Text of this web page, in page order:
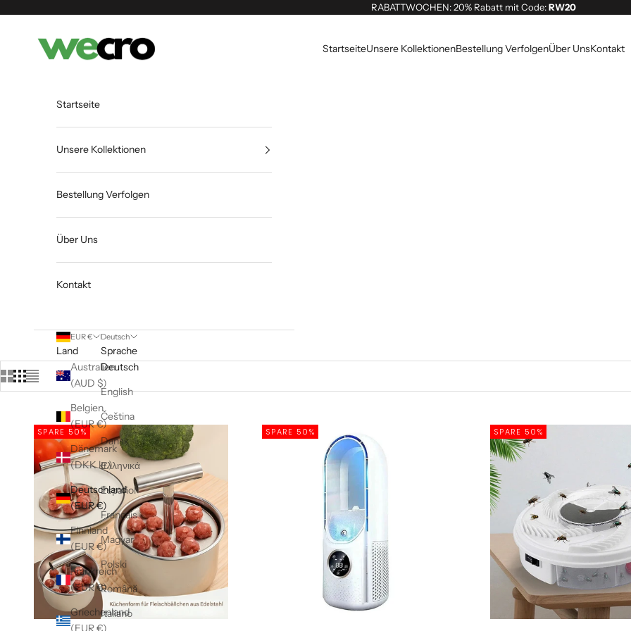
RABATTWOCHEN: 20% Rabatt mit Code:RW20
Shopwecro
StartseiteUnsere KollektionenBestellung VerfolgenÜber UnsKontakt
Startseite
Unsere Kollektionen
Bestellung Verfolgen
Über Uns
Kontakt
EUR €
Land
Australien
(AUD $)
Belgien
(EUR €)
Dänemark
(DKK kr.)
Deutschland
(EUR €)
Finnland
(EUR €)
Frankreich
(EUR €)
Griechenland
(EUR €)
Deutsch
Sprache
Deutsch
English
Čeština
Dansk
Ελληνικά
Español
Français
Magyar
Polski
Română
Italiano
SPARE 50% SPARE 50% SPARE 50%